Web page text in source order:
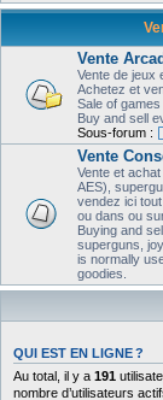
Vente
Vente de jeux
Achetez et
Sale of
Buy and sell
Sous-forum :
Vente
Vente et
AES),
vendez ici
ou dans ou
Buying and
superguns,
is normally
goodies.
QUI EST EN LIGNE ?
Au total, il y a 191
nombre d’utilisateurs